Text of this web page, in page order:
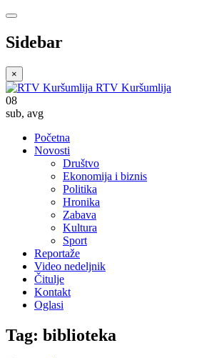
Sidebar
×
RTV Kuršumlija
08
sub, avg
Početna
Novosti
Društvo
Ekonomija i biznis
Politika
Hronika
Zabava
Kultura
Sport
Reportaže
Video nedeljnik
Čitulje
Kontakt
Oglasi
Tag: biblioteka